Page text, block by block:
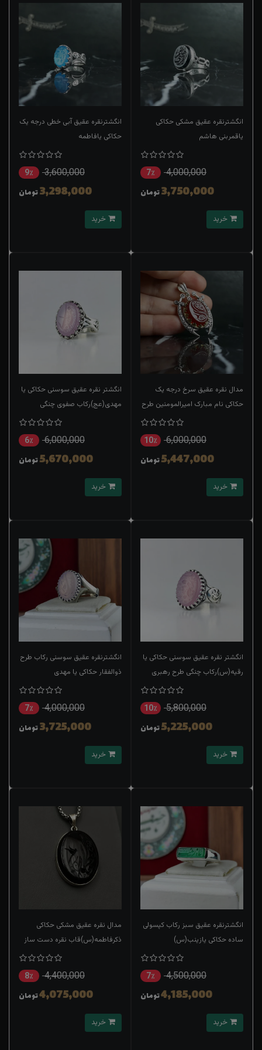
انگشترنقره عقیق مشکی حکاکی
یاقمربنی هاشم
4,000,000 7٪
3,750,000تومان
انگشترنقره عقیق آبی خطی درجه یک
حکاکی یافاطمه
3,600,000 9٪
3,298,000تومان
مدال نقره عقیق سرخ درجه یک
حکاکی نام مبارک امیرالمومنین طرح
6,000,000 10٪
5,447,000تومان
انگشتر نقره عقیق سوسنی حکاکی یا
مهدی(عج)رکاب صفوی چنگی
6,000,000 6٪
5,670,000تومان
انگشتر نقره عقیق سوسنی حکاکی یا
رقیه(س)رکاب چنگی طرح رهبری
5,800,000 10٪
5,225,000تومان
انگشترنقره عقیق سوسنی رکاب طرح
ذوالفقار حکاکی یا مهدی
4,000,000 7٪
3,725,000تومان
انگشترنقره عقیق سبز رکاب کپسولی
ساده حکاکی یازینب(س)
4,500,000 7٪
4,185,000تومان
مدال نقره عقیق مشکی حکاکی
ذکرفاطمه(س)قاب نقره دست ساز
4,400,000 8٪
4,075,000تومان